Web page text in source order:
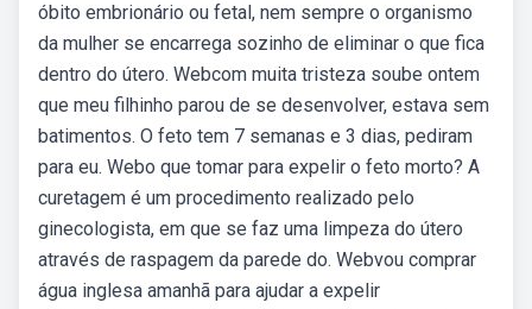
óbito embrionário ou fetal, nem sempre o organismo
da mulher se encarrega sozinho de eliminar o que fica
dentro do útero. Webcom muita tristeza soube ontem
que meu filhinho parou de se desenvolver, estava sem
batimentos. O feto tem 7 semanas e 3 dias, pediram
para eu. Webo que tomar para expelir o feto morto? A
curetagem é um procedimento realizado pelo
ginecologista, em que se faz uma limpeza do útero
através de raspagem da parede do. Webvou comprar
água inglesa amanhã para ajudar a expelir